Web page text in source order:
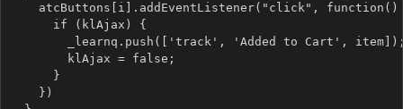
atcButtons[i].addEventListener("click", function()
      if (klAjax) {
_learnq.push(['track', 'Added to Cart',
        klAjax = false;
      }
    })